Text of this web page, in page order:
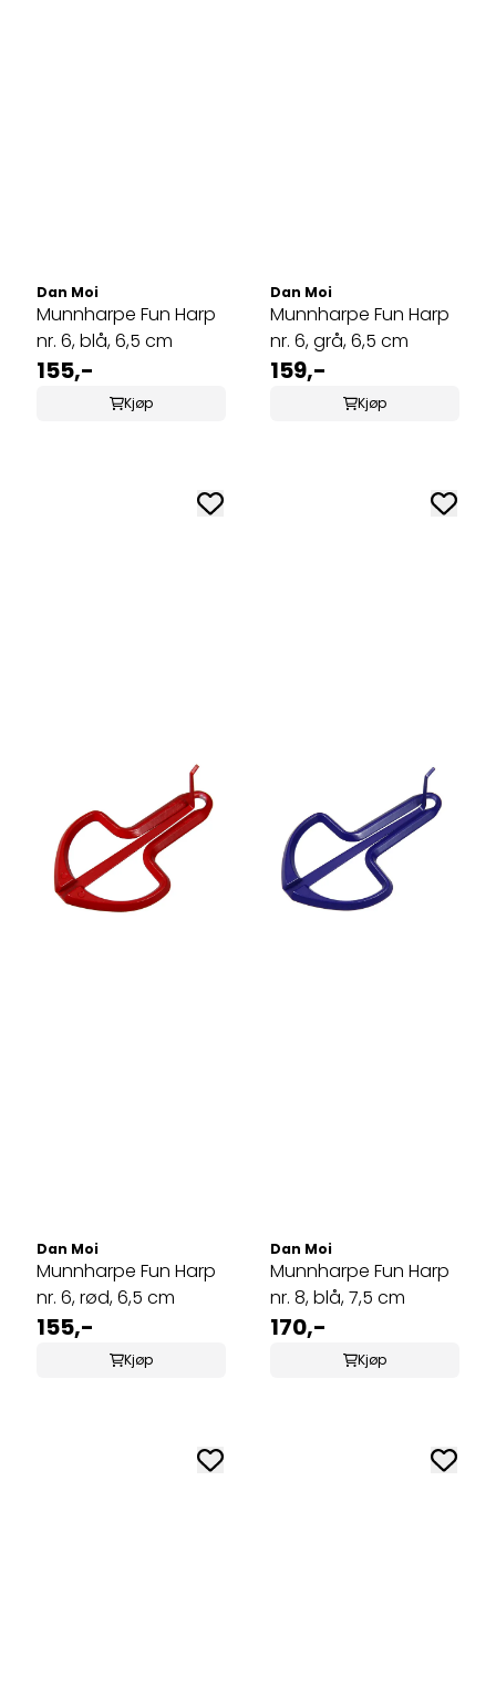
Dan Moi
Munnharpe Fun Harp
nr. 6, blå, 6,5 cm
155,-
Kjøp
Dan Moi
Munnharpe Fun Harp
nr. 6, grå, 6,5 cm
159,-
Kjøp
Dan Moi
Munnharpe Fun Harp
nr. 6, rød, 6,5 cm
155,-
Kjøp
Dan Moi
Munnharpe Fun Harp
nr. 8, blå, 7,5 cm
170,-
Kjøp